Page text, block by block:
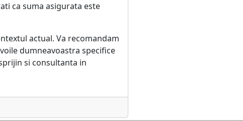
ca suma asigurata este
actual. Va recomandam
dumneavoastra specifice
si consultanta in